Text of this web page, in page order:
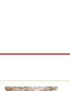
■アルプス電気